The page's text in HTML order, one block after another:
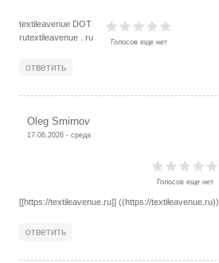
Голосов еще нет
textileavenue DOT
rutextileavenue . ru
ответить
Oleg Smirnov
17.06.2026 - среда
Голосов еще нет
[[https://textileavenue.ru]] ((https://textileavenue.ru))
ответить